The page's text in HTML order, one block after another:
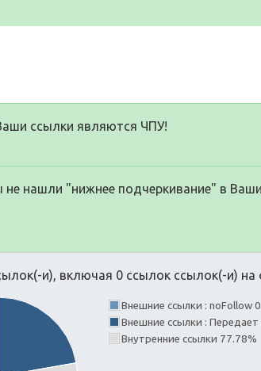
ссылки являются ЧПУ!
нашли "нижнее подчеркивание" в
и), включая 0 ссылок ссылок(-и) на
Внешние ссылки : noFollow
Внешние ссылки : Передает
Внутренние ссылки 77.78%